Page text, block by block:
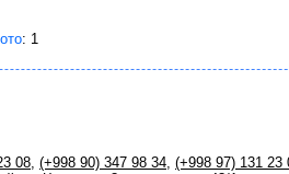
: 1
08, (+998 90) 347 98 34, (+998 97) 131 23